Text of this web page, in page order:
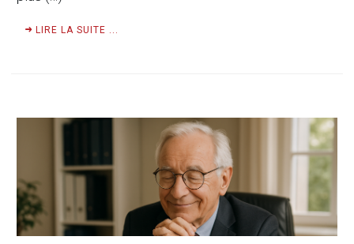
LIRE LA SUITE ...